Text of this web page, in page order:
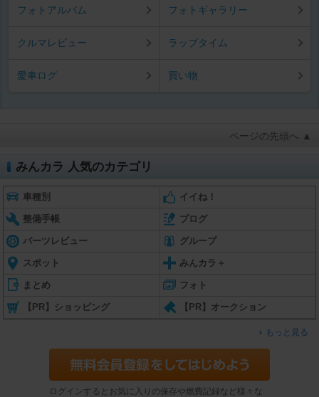
フォトアルバム フォトギャラリー
クルマレビュー ラップタイム
愛車ログ 買い物
ページの先頭へ ▲
みんカラ 人気のカテゴリ
車種別 イイね！
整備手帳 ブログ
パーツレビュー グループ
スポット みんカラ＋
まとめ フォト
【PR】ショッピング 【PR】オークション
もっと見る
ログインするとお気に入りの保存や燃費記録など様々な